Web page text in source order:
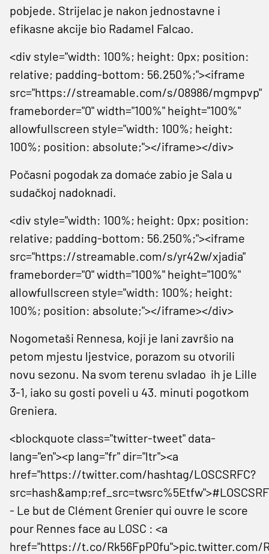
pobjede. Strijelac je nakon jednostavne i
efikasne akcije bio Radamel Falcao.
<div style="width: 100%; height: 0px; position:
relative; padding-bottom: 56.250%;"><iframe
src="https://streamable.com/s/08986/mgmpvp"
frameborder="0" width="100%" height="100%"
allowfullscreen style="width: 100%; height:
100%; position: absolute;"></iframe></div>
Počasni pogodak za domaće zabio je Sala u
sudačkoj nadoknadi.
<div style="width: 100%; height: 0px; position:
relative; padding-bottom: 56.250%;"><iframe
src="https://streamable.com/s/yr42w/xjadia"
frameborder="0" width="100%" height="100%"
allowfullscreen style="width: 100%; height:
100%; position: absolute;"></iframe></div>
Nogometaši Rennesa, koji je lani završio na
petom mjestu ljestvice, porazom su otvorili
novu sezonu. Na svom terenu svladao ih je Lille
3-1, iako su gosti poveli u 43. minuti pogotkom
Greniera.
<blockquote class="twitter-tweet" data-
lang="en"><p lang="fr" dir="ltr"><a
href="https://twitter.com/hashtag/LOSCSRFC?
- Le but de Clément Grenier qui ouvre le score
pour Rennes face au LOSC : <a
href="https://t.co/Rk56FpP0fu">pic.twitter.com/